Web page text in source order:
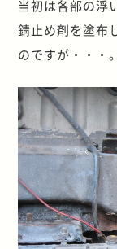
当初は各部の浮
錆止め剤を塗布
のですが・・・。